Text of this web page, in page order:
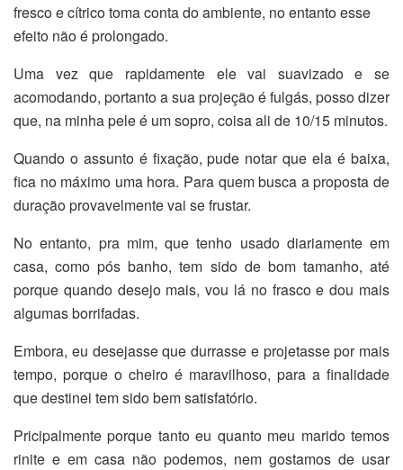
fresco e cítrico toma conta do ambiente, no entanto esse
efeito não é prolongado.
Uma vez que rapidamente ele vai suavizado e se
acomodando, portanto a sua projeção é fulgás, posso dizer
que, na minha pele é um sopro, coisa ali de 10/15 minutos.
Quando o assunto é fixação, pude notar que ela é baixa,
fica no máximo uma hora. Para quem busca a proposta de
duração provavelmente vai se frustar.
No entanto, pra mim, que tenho usado diariamente em
casa, como pós banho, tem sido de bom tamanho, até
porque quando desejo mais, vou lá no frasco e dou mais
algumas borrifadas.
Embora, eu desejasse que durrasse e projetasse por mais
tempo, porque o cheiro é maravilhoso, para a finalidade
que destinei tem sido bem satisfatório.
Pricipalmente porque tanto eu quanto meu marido temos
rinite e em casa não podemos, nem gostamos de usar